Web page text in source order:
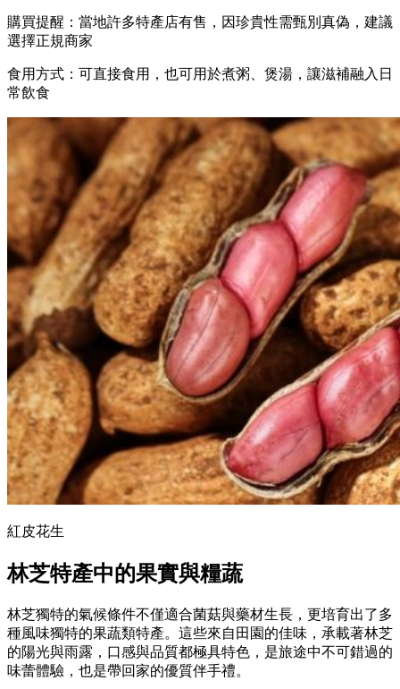
購買提醒：當地許多特產店有售，因珍貴性需甄別真偽，建議
選擇正規商家
食用方式：可直接食用，也可用於煮粥、煲湯，讓滋補融入日
常飲食
紅皮花生
林芝特產中的果實與糧蔬
林芝獨特的氣候條件不僅適合菌菇與藥材生長，更培育出了多
種風味獨特的果蔬類特產。這些來自田園的佳味，承載著林芝
的陽光與雨露，口感與品質都極具特色，是旅途中不可錯過的
味蕾體驗，也是帶回家的優質伴手禮。